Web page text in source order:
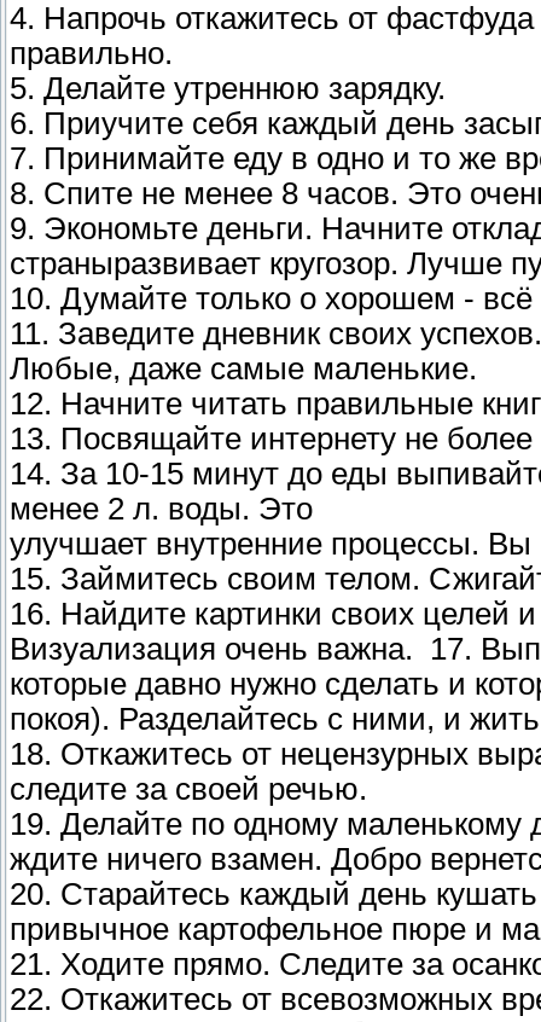
4. Напрочь откажитесь от
правильно.
5. Делайте утреннюю зарядку.
6. Приучите себя каждый день
7. Принимайте еду в одно и то же
8. Спите не менее 8 часов. Это
9. Экономьте деньги. Начните
страныразвивает кругозор. Лучше
10. Думайте только о хорошем -
11. Заведите дневник своих
Любые, даже самые маленькие.
12. Начните читать правильные
13. Посвящайте интернету не
14. За 10-15 минут до еды
менее 2 л. воды. Это
улучшает внутренние процессы.
15. Займитесь своим телом.
16. Найдите картинки своих целей
Визуализация очень важна. 17.
которые давно нужно сделать и
покоя). Разделайтесь с ними, и
18. Откажитесь от нецензурных
следите за своей речью.
19. Делайте по одному
ждите ничего взамен. Добро
20. Старайтесь каждый день
привычное картофельное пюре и
21. Ходите прямо. Следите за
22. Откажитесь от всевозможных